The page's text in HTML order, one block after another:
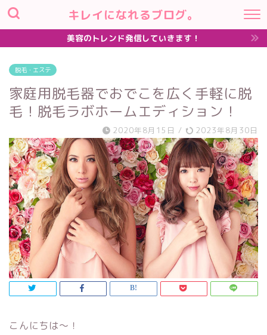
キレイになれるブログ。
美容のトレンド発信していきます！
脱毛・エステ
家庭用脱毛器でおでこを広く手軽に脱
毛！脱毛ラボホームエディション！
2020年8月15日 / 2023年8月30日
こんにちは～！